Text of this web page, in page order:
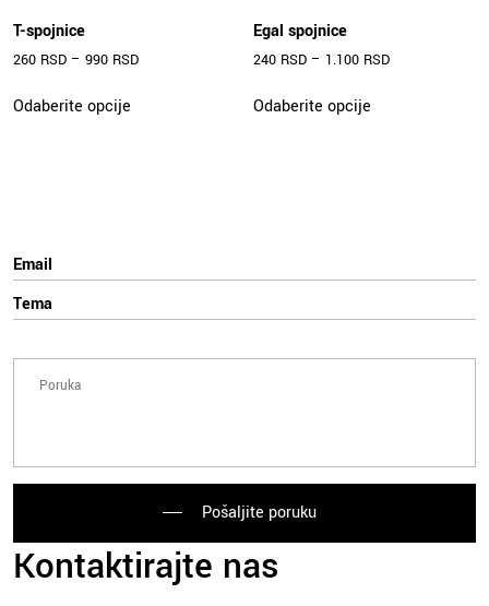
T-spojnice
260 RSD – 990 RSD
Odaberite opcije
stranici
Egal spojnice
240 RSD – 1.100 RSD
Odaberite opcije
stranici
Pošaljite poruku
Kontaktirajte nas